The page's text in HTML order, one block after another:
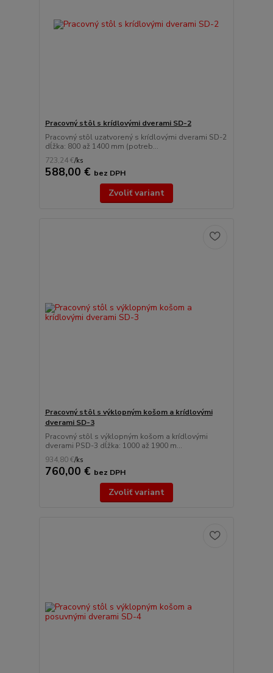
Pracovný stôl s krídlovými dverami SD-2
Pracovný stôl uzatvorený s krídlovými dverami SD-2
dĺžka: 800 až 1400 mm (potreb...
723,24 €/ks
588,00 € bez DPH
Zvoliť variant
Pracovný stôl s výklopným košom a krídlovými
dverami SD-3
Pracovný stôl s výklopným košom a krídlovými
dverami PSD-3 dĺžka: 1000 až 1900 m...
934,80 €/ks
760,00 € bez DPH
Zvoliť variant